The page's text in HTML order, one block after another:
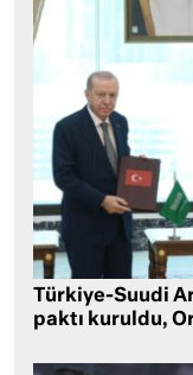
Türkiye-Suudi
paktı kuruldu,